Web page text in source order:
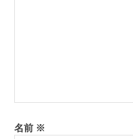
名前 ※